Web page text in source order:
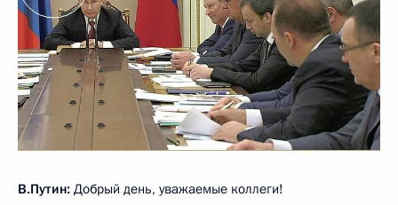
В.Путин: Добрый день, уважаемые коллеги!